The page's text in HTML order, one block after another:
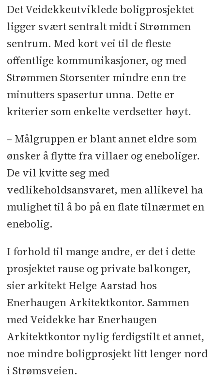
Byggherre og totalentreprenør:
Veidekke Eiendom AS
Arkitekt:
Enerhaugen Arkitektkontor AS
Rådgivere:LARK: AGL - Lyd: bs-
akustikk - RIV: Deltatek - RIE: EDA
rådg. entreprenør: Itech - RIB: Kjell
Ludvigsen - Brann KPR 3.part:
Rambøll Norge - RIG: Siv.Ing. H.P.
Jensen
Underentreprenører og
leverandører:
Halvorsen & Sønn - Plattendekker:
AB Betongprodukter -
Anleggsgartner: AGL /
Anleggsgartner Stene A. Johansen -
Armeringslegging:
Armeringsservice - Ståldører: Atlas -
Stillas: Bautas - Betongleveranse:
Betong Øst - Parkett: BoAndrèn -
Stålarbeider: BT Stål - Byggevarer:
Det Veidekkeutviklede boligprosjektet
ligger svært sentralt midt i Strømmen
sentrum. Med kort vei til de fleste
offentlige kommunikasjoner, og med
Strømmen Storsenter mindre enn tre
minutters spasertur unna. Dette er
kriterier som enkelte verdsetter høyt.
– Målgruppen er blant annet eldre som
ønsker å flytte fra villaer og eneboliger.
De vil kvitte seg med
vedlikeholdsansvaret, men allikevel ha
mulighet til å bo på en flate tilnærmet en
enebolig.
I forhold til mange andre, er det i dette
prosjektet rause og private balkonger,
sier arkitekt Helge Aarstad hos
Enerhaugen Arkitektkontor. Sammen
med Veidekke har Enerhaugen
Arkitektkontor nylig ferdigstilt et annet,
noe mindre boligprosjekt litt lenger nord
i Strømsveien.